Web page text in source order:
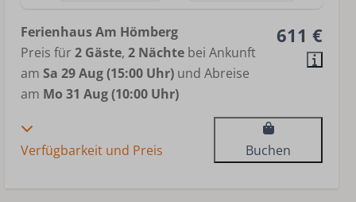
611 €
Ferienhaus Am Hömberg
Preis für2 Gäste, 2 Nächte bei Ankunft
am Sa 29 Aug (15:00 Uhr) und Abreise
am Mo 31 Aug (10:00 Uhr)
Verfügbarkeit und Preis Buchen